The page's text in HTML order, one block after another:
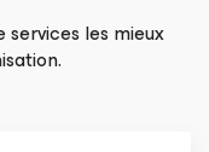
les mieux